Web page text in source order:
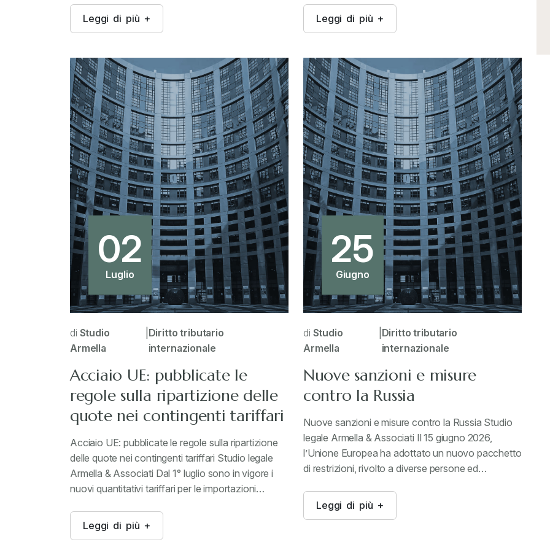
Leggi di più + Leggi di più +
02
Luglio
di Studio
Armella
Diritto tributario
internazionale
Acciaio UE: pubblicate le
regole sulla ripartizione delle
quote nei contingenti tariffari
Acciaio UE: pubblicate le regole sulla ripartizione
delle quote nei contingenti tariffari Studio legale
Armella & Associati Dal 1° luglio sono in vigore i
nuovi quantitativi tariffari per le importazioni…
Leggi di più +
25
Giugno
di Studio
Armella
Diritto tributario
internazionale
Nuove sanzioni e misure
contro la Russia
Nuove sanzioni e misure contro la Russia Studio
legale Armella & Associati Il 15 giugno 2026,
l’Unione Europea ha adottato un nuovo pacchetto
di restrizioni, rivolto a diverse persone ed…
Leggi di più +